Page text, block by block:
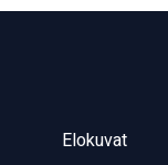
Elokuvat